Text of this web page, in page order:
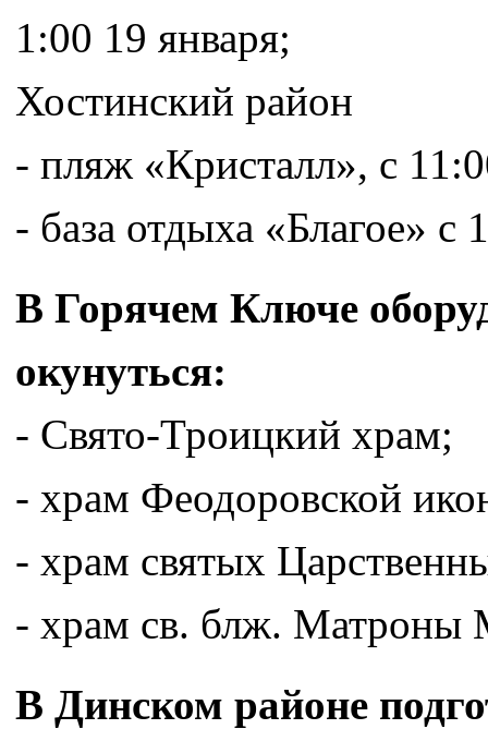
1:00 19 января;
Хостинский район
- пляж «Кристалл», с
- база отдыха «Благое» с
В Горячем Ключе
окунуться:
- Свято-Троицкий храм;
- храм Феодоровской
- храм святых
- храм св. блж. Матроны
В Динском районе